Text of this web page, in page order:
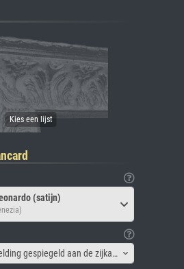
(satijn)
Canvas lijst - Afbeelding gespiegeld aan de zijkant